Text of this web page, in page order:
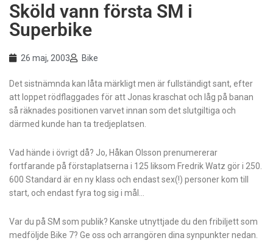
Sköld vann första SM i
Superbike
26 maj, 2003 Bike
Det sistnämnda kan låta märkligt men är fullständigt sant, efter
att loppet rödflaggades för att Jonas kraschat och låg på banan
så räknades positionen varvet innan som det slutgiltiga och
därmed kunde han ta tredjeplatsen.
Vad hände i övrigt då? Jo, Håkan Olsson prenumererar
fortfarande på förstaplatserna i 125 liksom Fredrik Watz gör i 250.
600 Standard är en ny klass och endast sex(!) personer kom till
start, och endast fyra tog sig i mål…
Var du på SM som publik? Kanske utnyttjade du den fribiljett som
medföljde Bike 7? Ge oss och arrangören dina synpunkter nedan.